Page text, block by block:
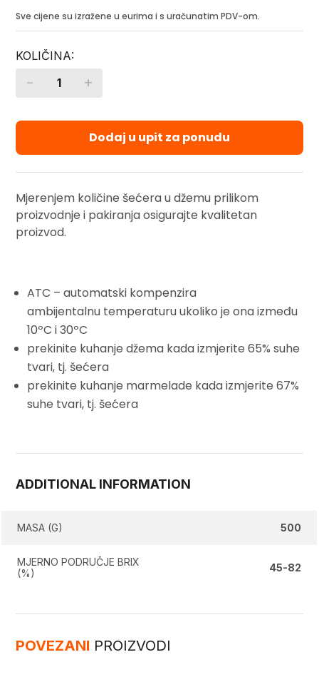
Sve cijene su izražene u eurima i s uračunatim PDV-om.
Quantity
- +
Dodaj u upit za ponudu
Mjerenjem količine šećera u džemu prilikom
proizvodnje i pakiranja osigurajte kvalitetan
proizvod.
ATC – automatski kompenzira
ambijentalnu temperaturu ukoliko je ona između
10ºC i 30ºC
prekinite kuhanje džema kada izmjerite 65% suhe
tvari, tj. šećera
prekinite kuhanje marmelade kada izmjerite 67%
suhe tvari, tj. šećera
ADDITIONAL INFORMATION
MASA (G) 500
MJERNO PODRUČJE BRIX
(%)
45-82
POVEZANI PROIZVODI